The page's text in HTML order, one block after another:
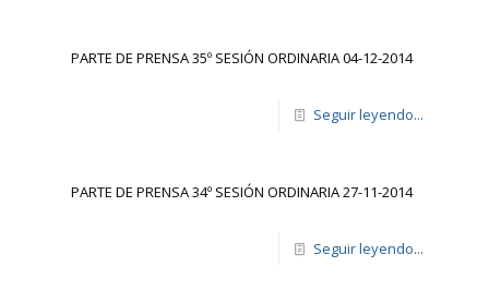
PARTE DE PRENSA 35º SESIÓN ORDINARIA 04-12-2014
Seguir leyendo...
PARTE DE PRENSA 34º SESIÓN ORDINARIA 27-11-2014
Seguir leyendo...